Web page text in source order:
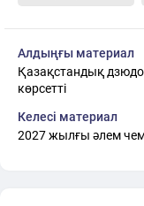
Алдыңғы материал
Қазақстандық
көрсетті
Келесі материал
2027 жылғы әлем